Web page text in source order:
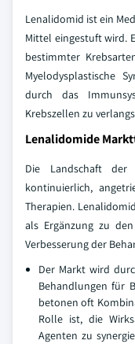
Lenalidomid ist ein
Mittel eingestuft wird.
bestimmter
Myelodysplastische
durch das
Krebszellen zu
Lenalidomide
Die Landschaft der
kontinuierlich,
Therapien.
als Ergänzung zu
Verbesserung der
Der Markt wird
Behandlungen für
betonen oft
Rolle ist, die
Agenten zu